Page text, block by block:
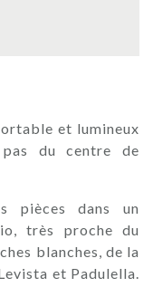
et lumineux
pas du centre de
pièces dans un
très proche du
blanches, de la
et Padulella.